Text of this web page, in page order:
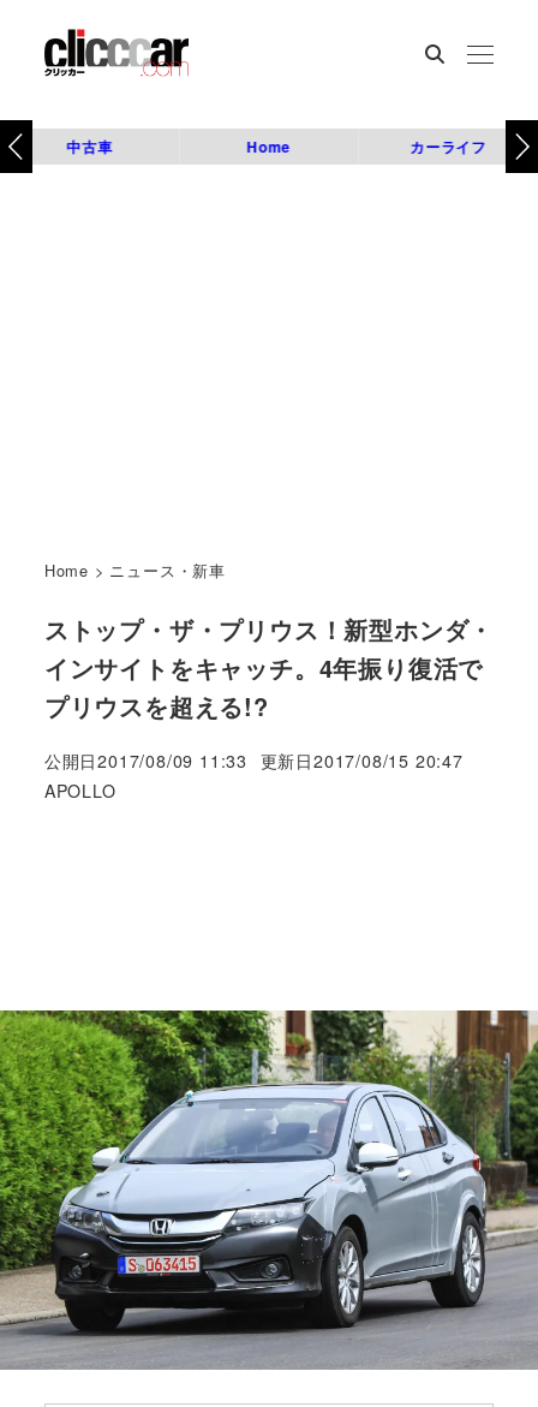
中古車 Home カーライフ
Home > ニュース・新車
ストップ・ザ・プリウス！新型ホンダ・
インサイトをキャッチ。4年振り復活で
プリウスを超える!?
公開日2017/08/09 11:33 更新日2017/08/15 20:47
著
APOLLO